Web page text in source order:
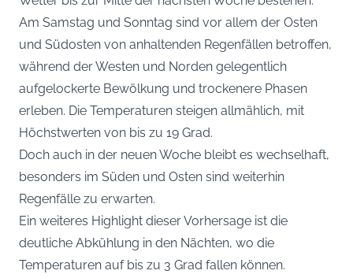
Am Samstag und Sonntag sind vor allem der Osten
und Südosten von anhaltenden Regenfällen betroffen,
während der Westen und Norden gelegentlich
aufgelockerte Bewölkung und trockenere Phasen
erleben. Die Temperaturen steigen allmählich, mit
Höchstwerten von bis zu 19 Grad.
Doch auch in der neuen Woche bleibt es wechselhaft,
besonders im Süden und Osten sind weiterhin
Regenfälle zu erwarten.
Ein weiteres Highlight dieser Vorhersage ist die
deutliche Abkühlung in den Nächten, wo die
Temperaturen auf bis zu 3 Grad fallen können.